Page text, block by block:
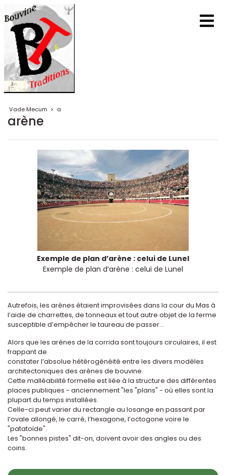
Vade Mecum > a
arène
Exemple de plan d’arène : celui de Lunel
Exemple de plan d’arène : celui de Lunel
Autrefois, les arènes étaient improvisées dans la cour du Mas à
l’aide de charrettes, de tonneaux et tout autre objet de la ferme
susceptible d’empêcher le taureau de passer...
Alors que les arènes de la corrida sont toujours circulaires, il est
frappant de
constater l’absolue hétérogénéité entre les divers modèles
architectoniques des arènes de bouvine.
Cette malléabilité formelle est liée à la structure des différentes
places publiques - anciennement "les "plans" - où elles sont la
plupart du temps installées.
Celle-ci peut varier du rectangle au losange en passant par
l’ovale allongé, le carré, l’hexagone, l’octogone voire le
"patatoïde".
Les "bonnes pistes" dit-on, doivent avoir des angles ou des
coins.